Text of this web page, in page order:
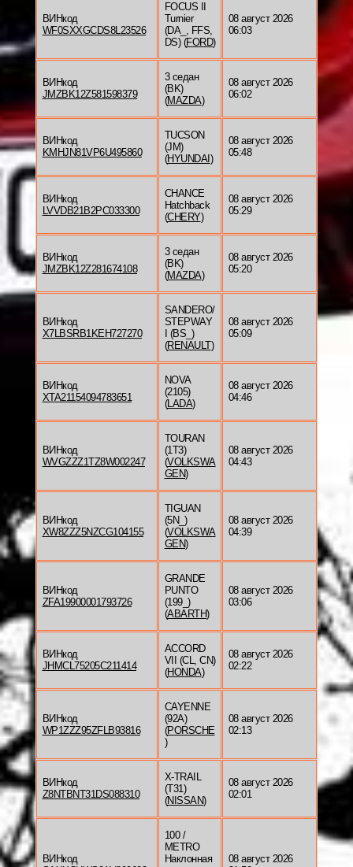
ВИНкод
WF0SXXGCDS8L23526
FOCUS II
Turnier
(DA_, FFS,
DS) (FORD)
08 август 2026
06:03
ВИНкод
JMZBK12Z581598379
3 седан
(BK)
(MAZDA)
08 август 2026
06:02
ВИНкод
KMHJN81VP6U495860
TUCSON
(JM)
(HYUNDAI )
08 август 2026
05:48
ВИНкод
LVVDB21B2PC033300
CHANCE
Hatchback
(CHERY)
08 август 2026
05:29
ВИНкод
JMZBK12Z281674108
3 седан
(BK)
(MAZDA)
08 август 2026
05:20
ВИНкод
X7LBSRB1KEH727270
SANDERO/
STEPWAY
I (BS_)
(RENAULT)
08 август 2026
05:09
ВИНкод
XTA21154094783651
NOVA
(2105)
(LADA)
08 август 2026
04:46
ВИНкод
WVGZZZ1TZ8W002247
TOURAN
(1T3)
(VOLKSWA
GEN)
08 август 2026
04:43
ВИНкод
XW8ZZZ5NZCG104155
TIGUAN
(5N_)
(VOLKSWA
GEN)
08 август 2026
04:39
ВИНкод
ZFA19900001793726
GRANDE
PUNTO
(199_)
(ABARTH)
08 август 2026
03:06
ВИНкод
JHMCL75205C211414
ACCORD
VII (CL, CN)
(HONDA)
08 август 2026
02:22
ВИНкод
WP1ZZZ95ZFLB93816
CAYENNE
(92A)
(PORSCHE
)
08 август 2026
02:13
ВИНкод
Z8NTBNT31DS088310
X-TRAIL
(T31)
(NISSAN)
08 август 2026
02:01
ВИНкод
100 /
METRO
Наклонная
08 август 2026